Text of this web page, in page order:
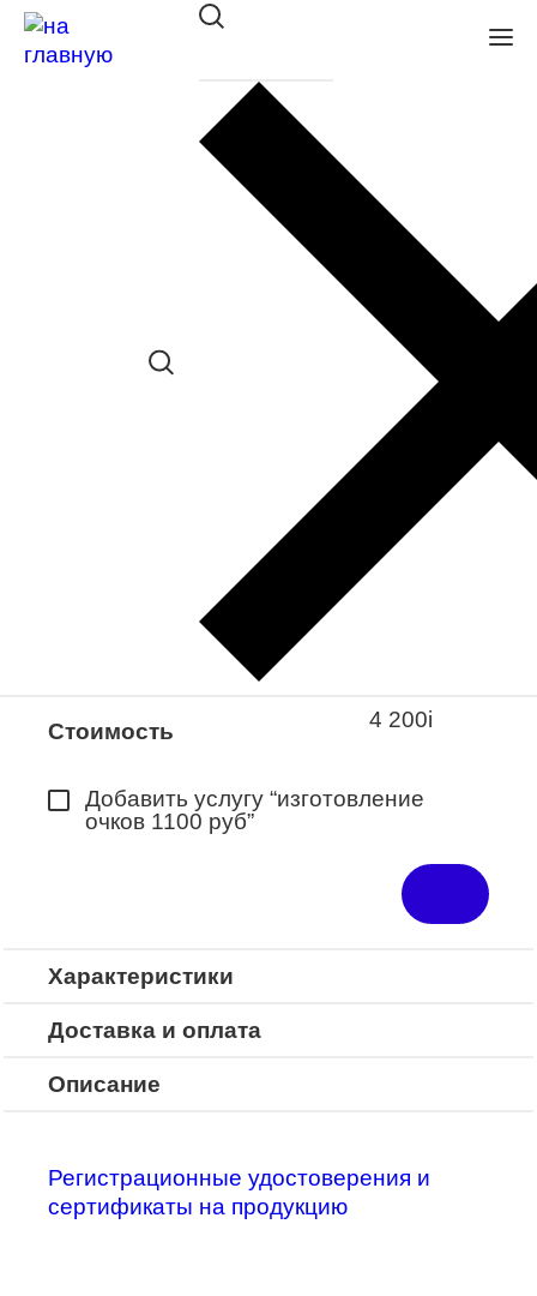
Оправа Glory пл. 218 CRYSTAL
в наличии (Больше 5 шт.) *наличие
товара в конкретном салоне
необходимо уточнять отдельно
Закажите понравившуюся модель
в ближайший салон “Оптик-Экспресс”.
*Доступно для Республики
Стоимость 4 200i
Добавить услугу “изготовление
очков 1100 руб”
Сравнить товар
Характеристики
Доставка и оплата
Описание
Регистрационные удостоверения и
сертификаты на продукцию